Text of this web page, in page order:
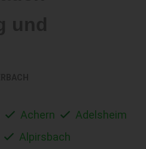
Achern
Adelsheim
Alpirsbach